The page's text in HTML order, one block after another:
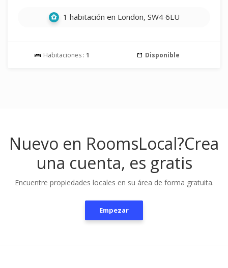
1 habitación en London, SW4 6LU
Habitaciones : 1 Disponible
Nuevo en RoomsLocal?Crea
una cuenta, es gratis
Encuentre propiedades locales en su área de forma gratuita.
Empezar